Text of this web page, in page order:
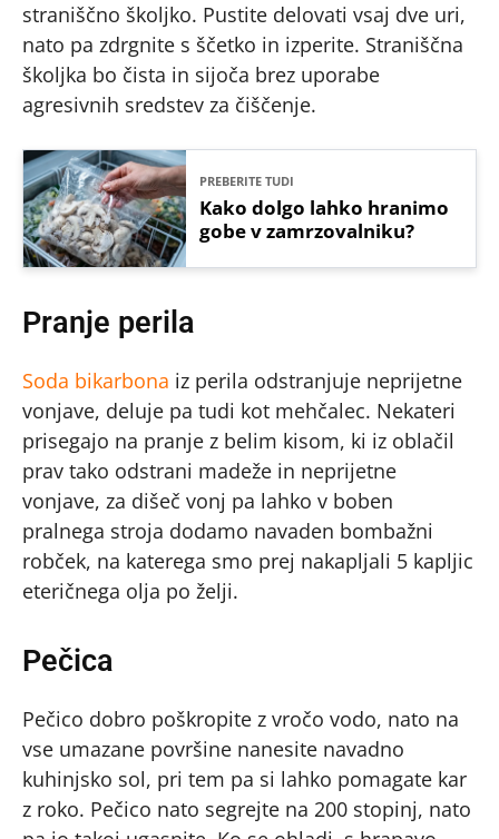
straniščno školjko. Pustite delovati vsaj dve uri,
nato pa zdrgnite s ščetko in izperite. Straniščna
školjka bo čista in sijoča brez uporabe
agresivnih sredstev za čiščenje.
PREBERITE TUDI
Kako dolgo lahko hranimo
gobe v zamrzovalniku?
Pranje perila
Soda bikarbona iz perila odstranjuje neprijetne
vonjave, deluje pa tudi kot mehčalec. Nekateri
prisegajo na pranje z belim kisom, ki iz oblačil
prav tako odstrani madeže in neprijetne
vonjave, za dišeč vonj pa lahko v boben
pralnega stroja dodamo navaden bombažni
robček, na katerega smo prej nakapljali 5 kapljic
eteričnega olja po želji.
Pečica
Pečico dobro poškropite z vročo vodo, nato na
vse umazane površine nanesite navadno
kuhinjsko sol, pri tem pa si lahko pomagate kar
z roko. Pečico nato segrejte na 200 stopinj, nato